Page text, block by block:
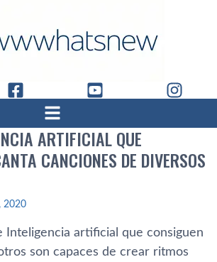
ARTIFICIAL QUE
CANCIONES DE DIVERSOS
2020
Inteligencia artificial que consiguen
son capaces de crear ritmos